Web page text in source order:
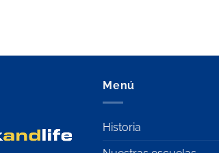
Menú
Historia